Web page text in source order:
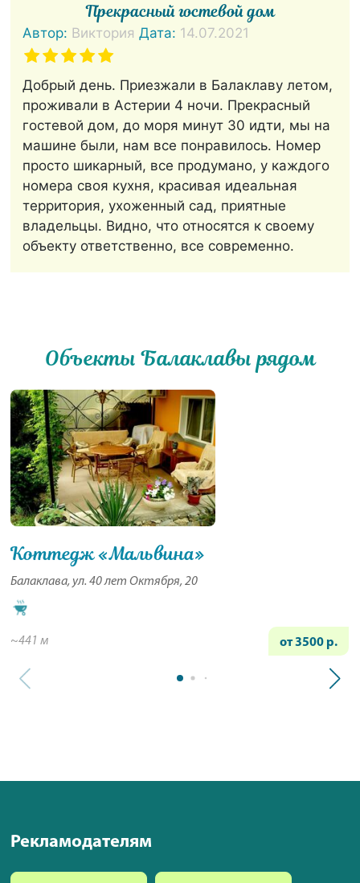
Прекрасный гостевой дом
Автор: Виктория Дата: 14.07.2021
Добрый день. Приезжали в Балаклаву летом,
проживали в Астерии 4 ночи. Прекрасный
гостевой дом, до моря минут 30 идти, мы на
машине были, нам все понравилось. Номер
просто шикарный, все продумано, у каждого
номера своя кухня, красивая идеальная
территория, ухоженный сад, приятные
владельцы. Видно, что относятся к своему
объекту ответственно, все современно.
Объекты Балаклавы рядом
Коттедж «Мальвина»
Балаклава, ул. 40 лет Октября, 20
~441 м от 3500 р.
Рекламодателям